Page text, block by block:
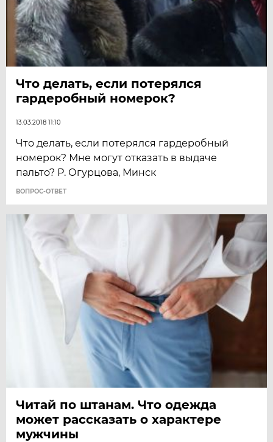
Что делать, если потерялся
гардеробный номерок?
13.03.2018 11:10
Что делать, если потерялся гардеробный
номерок? Мне могут отказать в выдаче
пальто? Р. Огурцова, Минск
ВОПРОС-ОТВЕТ
Читай по штанам. Что одежда
может рассказать о характере
мужчины